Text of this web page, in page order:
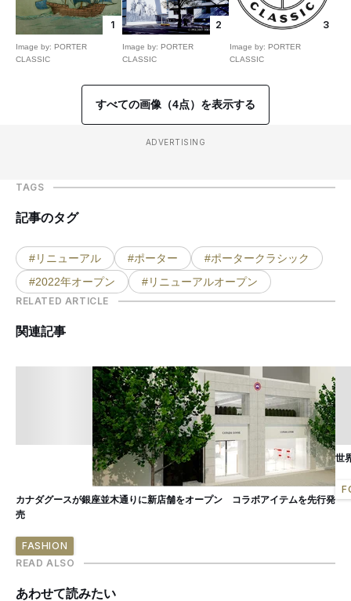
1
Image by: PORTER
CLASSIC
2
Image by: PORTER
CLASSIC
3
Image by: PORTER
CLASSIC
すべての画像（4点）を表示する
ADVERTISING
TAGS
記事のタグ
#リニューアル #ポーター
#ポータークラシック
#2022年オープン
#リニューアルオープン
RELATED ARTICLE
関連記事
カナダグースが銀座並木通りに新店舗をオープン コラボアイテムを先行発
売
FASHION
世
READ ALSO
あわせて読みたい